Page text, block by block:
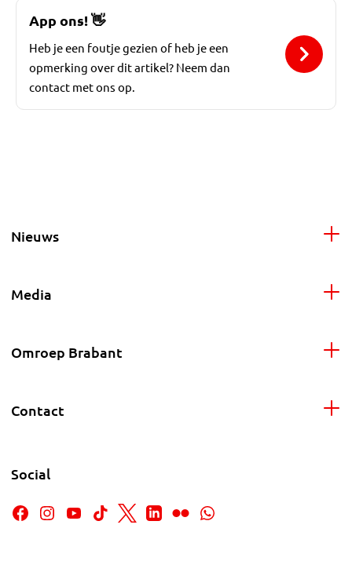
App ons!👋
Heb je een foutje gezien of heb je een
opmerking over dit artikel? Neem dan
contact met ons op.
Nieuws
Media
Omroep Brabant
Contact
Social